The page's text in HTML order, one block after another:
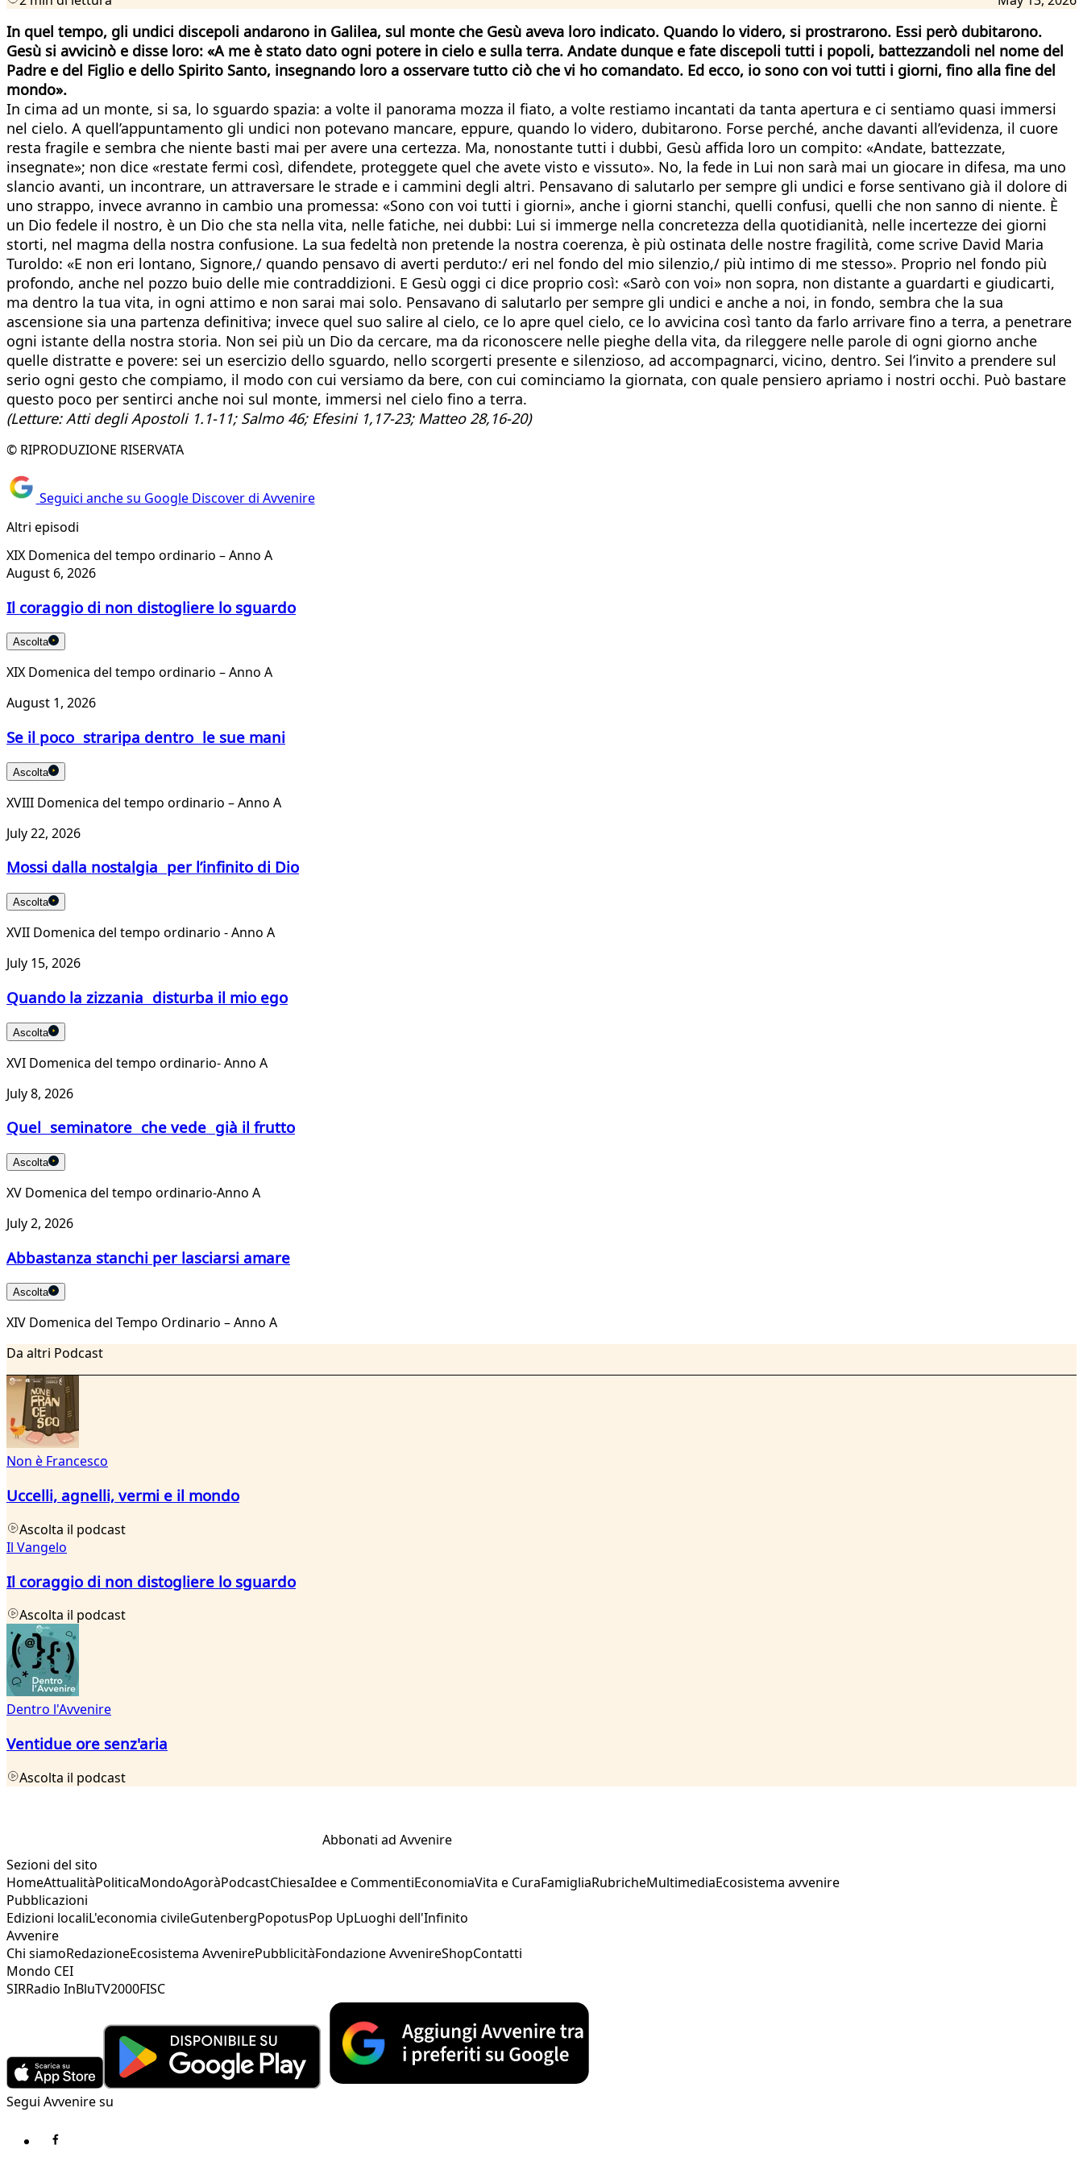
In quel tempo, gli undici discepoli andarono in Galilea, sul monte che Gesù aveva loro indicato. Quando lo videro, si prostrarono. Essi però dubitarono.
Gesù si avvicinò e disse loro: «A me è stato dato ogni potere in cielo e sulla terra. Andate dunque e fate discepoli tutti i popoli, battezzandoli nel nome del
Padre e del Figlio e dello Spirito Santo, insegnando loro a osservare tutto ciò che vi ho comandato. Ed ecco, io sono con voi tutti i giorni, fino alla fine del
mondo».
In cima ad un monte, si sa, lo sguardo spazia: a volte il panorama mozza il fiato, a volte restiamo incantati da tanta apertura e ci sentiamo quasi immersi
nel cielo. A quell’appuntamento gli undici non potevano mancare, eppure, quando lo videro, dubitarono. Forse perché, anche davanti all’evidenza, il cuore
resta fragile e sembra che niente basti mai per avere una certezza. Ma, nonostante tutti i dubbi, Gesù affida loro un compito: «Andate, battezzate,
insegnate»; non dice «restate fermi così, difendete, proteggete quel che avete visto e vissuto». No, la fede in Lui non sarà mai un giocare in difesa, ma uno
slancio avanti, un incontrare, un attraversare le strade e i cammini degli altri. Pensavano di salutarlo per sempre gli undici e forse sentivano già il dolore di
uno strappo, invece avranno in cambio una promessa: «Sono con voi tutti i giorni», anche i giorni stanchi, quelli confusi, quelli che non sanno di niente. È
un Dio fedele il nostro, è un Dio che sta nella vita, nelle fatiche, nei dubbi: Lui si immerge nella concretezza della quotidianità, nelle incertezze dei giorni
storti, nel magma della nostra confusione. La sua fedeltà non pretende la nostra coerenza, è più ostinata delle nostre fragilità, come scrive David Maria
Turoldo: «E non eri lontano, Signore,/ quando pensavo di averti perduto:/ eri nel fondo del mio silenzio,/ più intimo di me stesso». Proprio nel fondo più
profondo, anche nel pozzo buio delle mie contraddizioni. E Gesù oggi ci dice proprio così: «Sarò con voi» non sopra, non distante a guardarti e giudicarti,
ma dentro la tua vita, in ogni attimo e non sarai mai solo. Pensavano di salutarlo per sempre gli undici e anche a noi, in fondo, sembra che la sua
ascensione sia una partenza definitiva; invece quel suo salire al cielo, ce lo apre quel cielo, ce lo avvicina così tanto da farlo arrivare fino a terra, a penetrare
ogni istante della nostra storia. Non sei più un Dio da cercare, ma da riconoscere nelle pieghe della vita, da rileggere nelle parole di ogni giorno anche
quelle distratte e povere: sei un esercizio dello sguardo, nello scorgerti presente e silenzioso, ad accompagnarci, vicino, dentro. Sei l’invito a prendere sul
serio ogni gesto che compiamo, il modo con cui versiamo da bere, con cui cominciamo la giornata, con quale pensiero apriamo i nostri occhi. Può bastare
questo poco per sentirci anche noi sul monte, immersi nel cielo fino a terra.
(Letture: Atti degli Apostoli 1.1-11; Salmo 46; Efesini 1,17-23; Matteo 28,16-20)
© RIPRODUZIONE RISERVATA
Seguici anche su Google Discover di Avvenire
Altri episodi
XIX Domenica del tempo ordinario – Anno A
August 6, 2026
Il coraggio di non distogliere lo sguardo
Ascolta
XIX Domenica del tempo ordinario – Anno A
August 1, 2026
Se il poco straripa dentro le sue mani
Ascolta
XVIII Domenica del tempo ordinario – Anno A
July 22, 2026
Mossi dalla nostalgia per l’infinito di Dio
Ascolta
XVII Domenica del tempo ordinario - Anno A
July 15, 2026
Quando la zizzania disturba il mio ego
Ascolta
XVI Domenica del tempo ordinario- Anno A
July 8, 2026
Quel seminatore che vede già il frutto
Ascolta
XV Domenica del tempo ordinario-Anno A
July 2, 2026
Abbastanza stanchi per lasciarsi amare
Ascolta
XIV Domenica del Tempo Ordinario – Anno A
Da altri Podcast
Non è Francesco
Uccelli, agnelli, vermi e il mondo
Ascolta il podcast
Il Vangelo
Il coraggio di non distogliere lo sguardo
Ascolta il podcast
Dentro l'Avvenire
Ventidue ore senz'aria
Ascolta il podcast
Abbonati ad Avvenire
Sezioni del sito
HomeAttualitàPoliticaMondoAgoràPodcastChiesaIdee e CommentiEconomiaVita e CuraFamigliaRubricheMultimediaEcosistema avvenire
Pubblicazioni
Edizioni localiL'economia civileGutenbergPopotusPop UpLuoghi dell'Infinito
Avvenire
Chi siamoRedazioneEcosistema AvvenirePubblicitàFondazione AvvenireShopContatti
Mondo CEI
SIRRadio InBluTV2000FISC
Segui Avvenire su